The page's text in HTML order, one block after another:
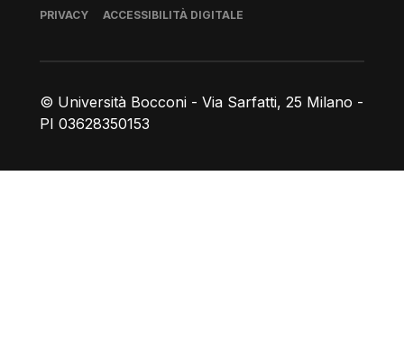
© Università Bocconi - Via Sarfatti, 25 Milano -
PI 03628350153
Piè di pagina
PRIVACY ACCESSIBILITÀ DIGITALE